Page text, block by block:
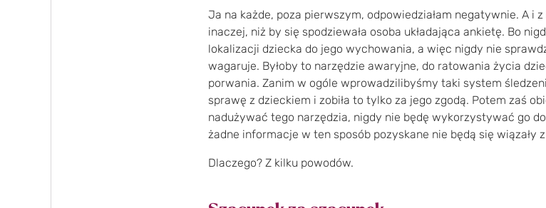
Ja na każde, poza pierwszym, odpowiedziałam negatywnie. A i
inaczej, niż by się spodziewała osoba układająca ankietę. Bo
lokalizacji dziecka do jego wychowania, a więc nigdy nie
wagaruje. Byłoby to narzędzie awaryjne, do ratowania życia
porwania. Zanim w ogóle wprowadzilibyśmy taki system
sprawę z dzieckiem i zobiła to tylko za jego zgodą. Potem zaś
nadużywać tego narzędzia, nigdy nie będę wykorzystywać go
żadne informacje w ten sposób pozyskane nie będą się wiązały
Dlaczego? Z kilku powodów.